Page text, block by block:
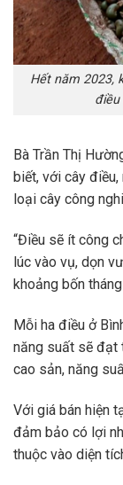
Hết năm 2023,
điều
Bà Trần Thị
biết, với cây
loại cây công
“Điều sẽ ít công
lúc vào vụ, dọn
khoảng bốn
Mỗi ha điều ở
năng suất sẽ đạt
cao sản, năng
Với giá bán hiện
đảm bảo có lợi
thuộc vào diện